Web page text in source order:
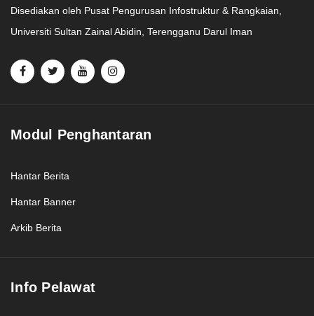
Disediakan oleh Pusat Pengurusan Infostruktur & Rangkaian,
Universiti Sultan Zainal Abidin, Terengganu Darul Iman
Modul Penghantaran
Hantar Berita
Hantar Banner
Arkib Berita
Info Pelawat